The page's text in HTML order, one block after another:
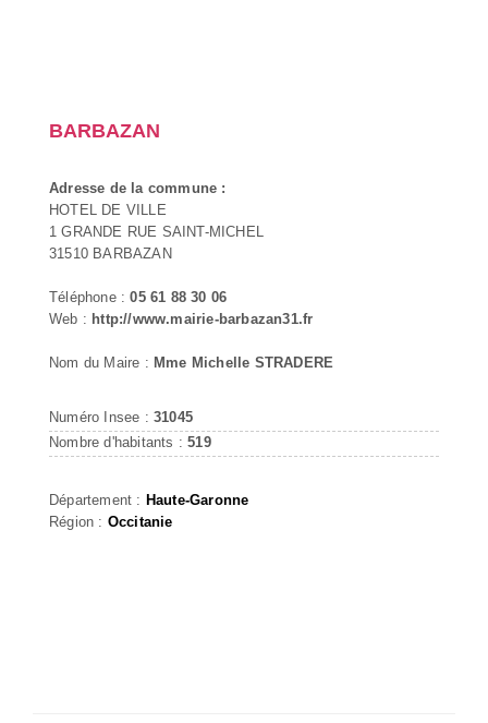
BARBAZAN
Adresse de la commune :
HOTEL DE VILLE
1 GRANDE RUE SAINT-MICHEL
31510 BARBAZAN
Téléphone :05 61 88 30 06
Web : http://www.mairie-barbazan31.fr
Nom du Maire : Mme Michelle STRADERE
Numéro Insee : 31045
Nombre d'habitants :519
Département : Haute-Garonne
Région : Occitanie